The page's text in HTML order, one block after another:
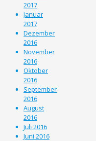
2017
Januar
2017
Dezember
2016
November
2016
Oktober
2016
September
2016
August
2016
Juli 2016
Juni 2016